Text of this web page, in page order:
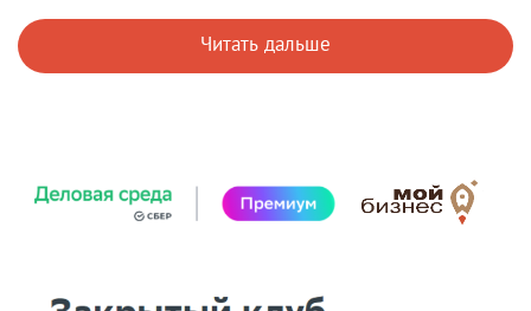
Читать дальше